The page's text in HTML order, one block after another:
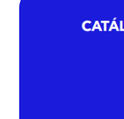
30-32%